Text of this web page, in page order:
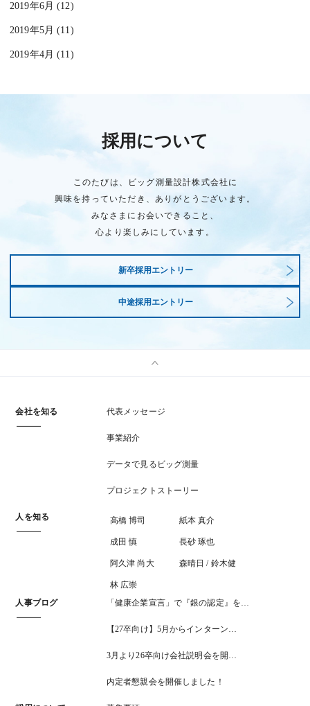
2019年6月 (12)
2019年5月 (11)
2019年4月 (11)
採用について
このたびは、ビッグ測量設計株式会社に
興味を持っていただき、ありがとうございます。
みなさまにお会いできること、
心より楽しみにしています。
新卒採用エントリー
中途採用エントリー
会社を知る 代表メッセージ
事業紹介
データで見るビッグ測量
プロジェクトストーリー
人を知る 高橋 博司 紙本 真介
成田 慎 長砂 琢也
阿久津 尚大 森晴日 / 鈴木健
林 広崇
人事ブログ
「健康企業宣言」で『銀の認定』を…
【27卒向け】5月からインターン…
3月より26卒向け会社説明会を開…
内定者懇親会を開催しました！